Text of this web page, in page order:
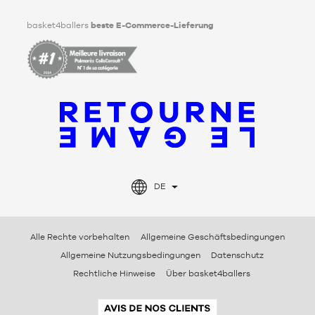
DE
basket4ballers beste E-Commerce-Lieferung
Alle Rechte vorbehalten
Allgemeine Geschäftsbedingungen
Allgemeine Nutzungsbedingungen
Datenschutz
Rechtliche Hinweise
Über basket4ballers